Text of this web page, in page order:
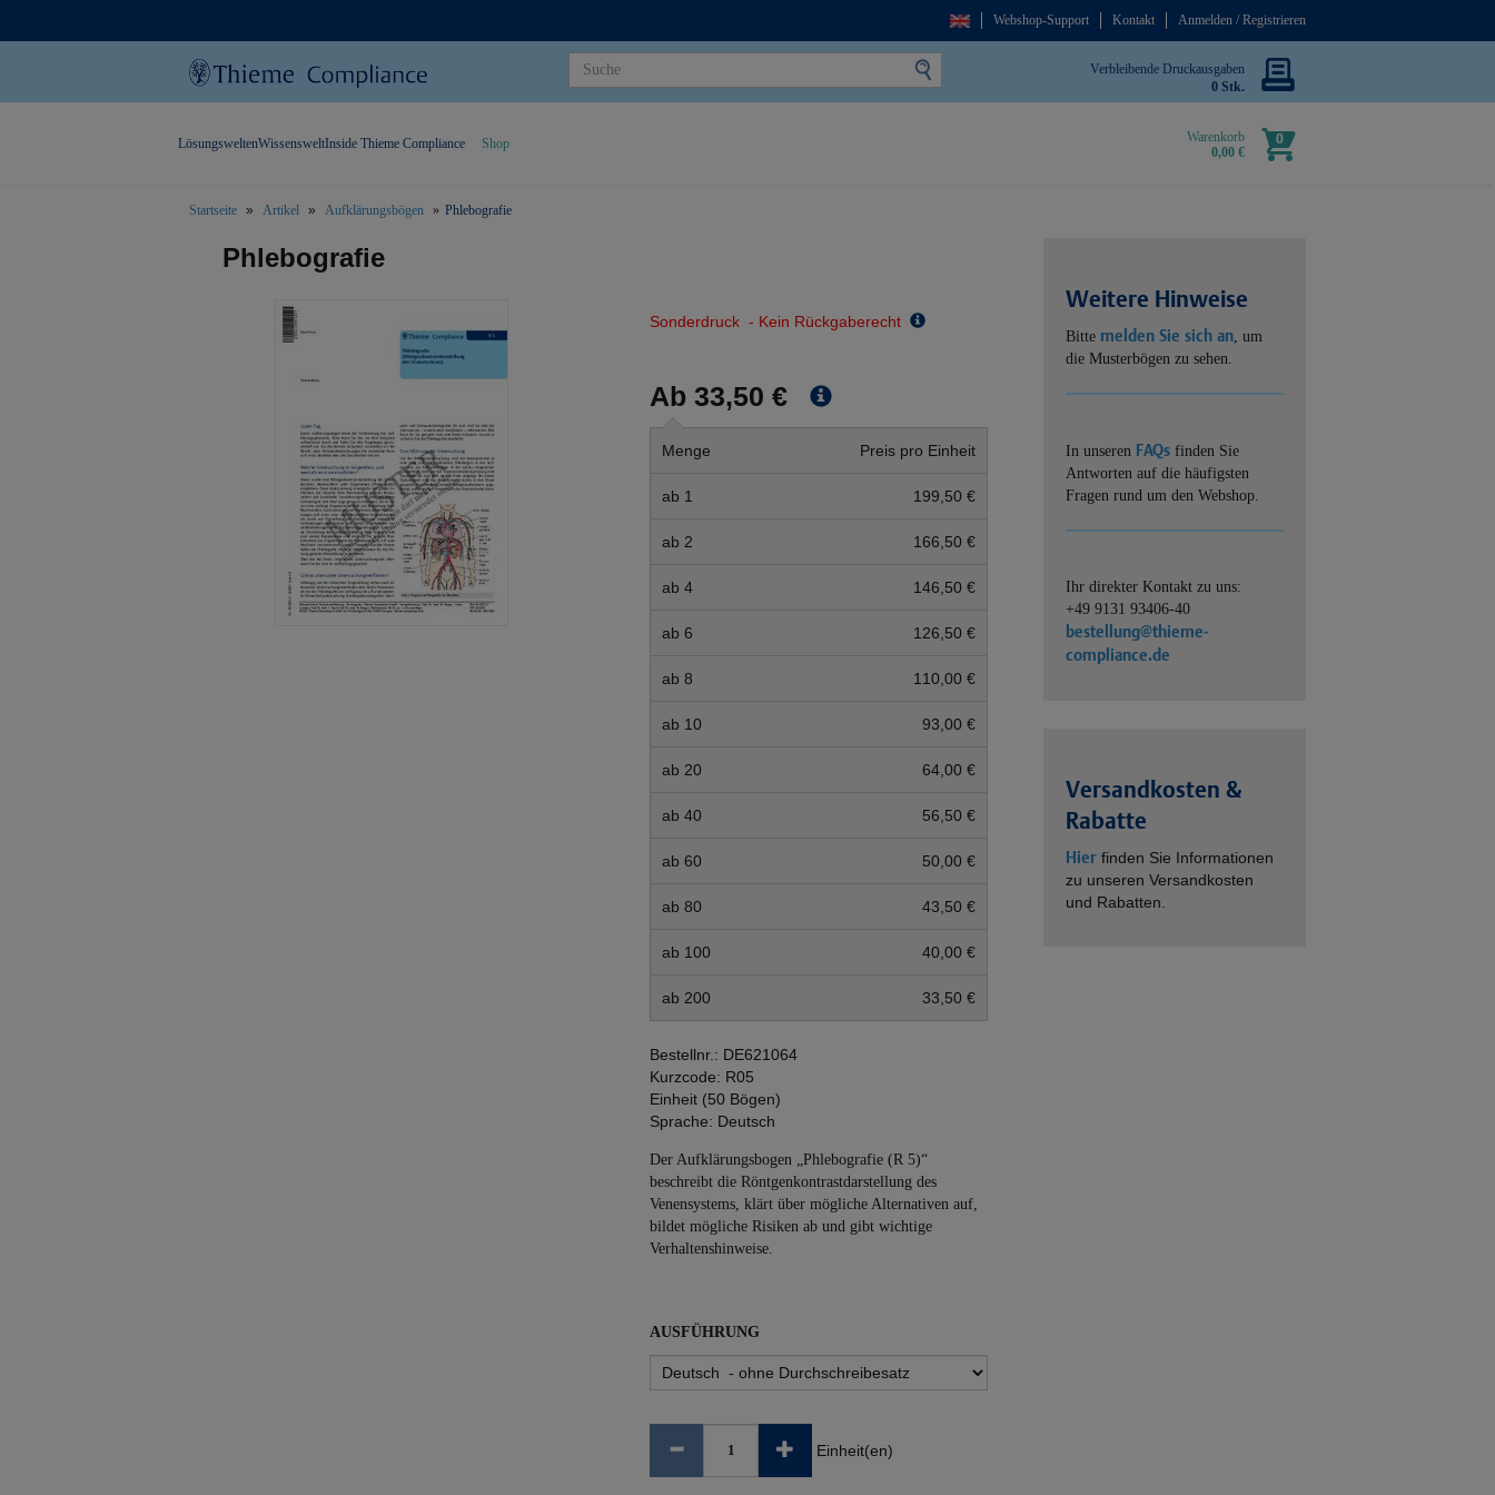
Webshop-Support Kontakt Anmelden / Registrieren
Verbleibende Druckausgaben
0 Stk.
Warenkorb
0,00 €
0
LösungsweltenWissensweltInside Thieme Compliance Shop
Startseite Artikel Aufklärungsbögen Phlebografie
Phlebografie
Sonderdruck - Kein Rückgaberecht
Ab 33,50 €
Menge Preis pro Einheit
ab 1 199,50 €
ab 2 166,50 €
ab 4 146,50 €
ab 6 126,50 €
ab 8 110,00 €
ab 10 93,00 €
ab 20 64,00 €
ab 40 56,50 €
ab 60 50,00 €
ab 80 43,50 €
ab 100 40,00 €
ab 200 33,50 €
Bestellnr.: DE621064
Kurzcode: R05
Einheit (50 Bögen)
Sprache: Deutsch
Der Aufklärungsbogen „Phlebografie (R 5)“
beschreibt die Röntgenkontrastdarstellung des
Venensystems, klärt über mögliche Alternativen auf,
bildet mögliche Risiken ab und gibt wichtige
Verhaltenshinweise.
AUSFÜHRUNG
Einheit(en)
Weitere Hinweise
Bitte melden Sie sich an, um
die Musterbögen zu sehen.
In unseren FAQs finden Sie
Antworten auf die häufigsten
Fragen rund um den Webshop.
Ihr direkter Kontakt zu uns:
+49 9131 93406-40
bestellung@thieme-
compliance.de
Versandkosten &
Rabatte
Hier finden Sie Informationen
zu unseren Versandkosten
und Rabatten.